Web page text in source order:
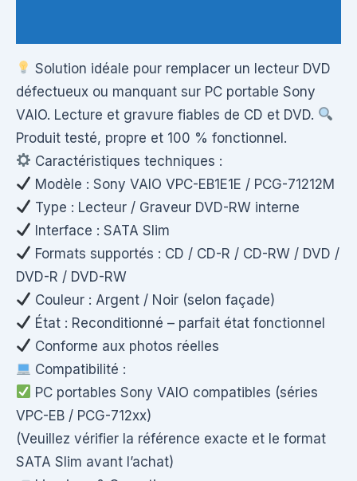
Solution idéale pour remplacer un lecteur DVD
défectueux ou manquant sur PC portable Sony
VAIO. Lecture et gravure fiables de CD et DVD.
Produit testé, propre et 100 % fonctionnel.
Caractéristiques techniques :
Modèle : Sony VAIO VPC-EB1E1E / PCG-71212M
Type : Lecteur / Graveur DVD-RW interne
Interface : SATA Slim
Formats supportés : CD / CD-R / CD-RW / DVD /
DVD-R / DVD-RW
Couleur : Argent / Noir (selon façade)
État : Reconditionné – parfait état fonctionnel
Conforme aux photos réelles
Compatibilité :
PC portables Sony VAIO compatibles (séries
VPC-EB / PCG-712xx)
(Veuillez vérifier la référence exacte et le format
SATA Slim avant l’achat)